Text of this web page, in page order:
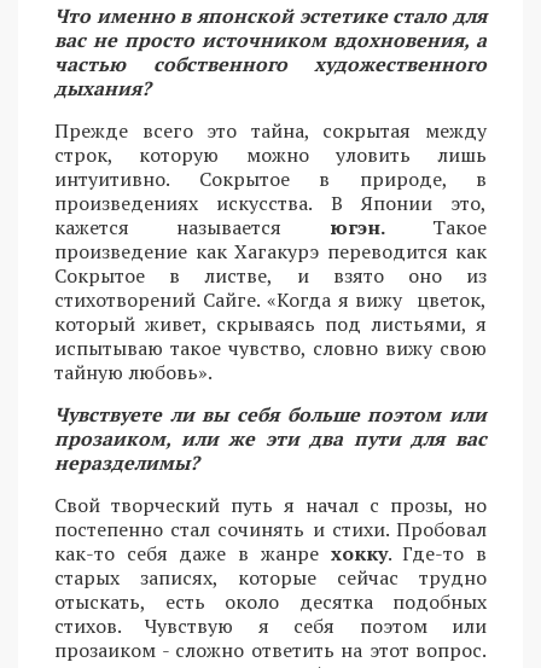
Что именно в японской эстетике стало для
вас не просто источником вдохновения, а
частью собственного художественного
дыхания?
Прежде всего это тайна, сокрытая между
строк, которую можно уловить лишь
интуитивно. Сокрытое в природе, в
произведениях искусства. В Японии это,
кажется называется югэн.Такое
произведение как Хагакурэ переводится как
Сокрытое в листве, и взято оно из
стихотворений Сайге. «Когда я вижу цветок,
который живет, скрываясь под листьями, я
испытываю такое чувство, словно вижу свою
тайную любовь».
Чувствуете ли вы себя больше поэтом или
прозаиком, или же эти два пути для вас
неразделимы?
Свой творческий путь я начал с прозы, но
постепенно стал сочинять и стихи. Пробовал
как-то себя даже в жанре хокку. Где-то в
старых записях, которые сейчас трудно
отыскать, есть около десятка подобных
стихов. Чувствую я себя поэтом или
прозаиком - сложно ответить на этот вопрос.